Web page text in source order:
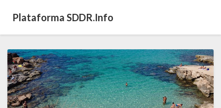
Plataforma SDDR.info